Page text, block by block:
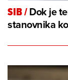
SIB/Dok je
stanovnika